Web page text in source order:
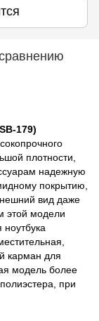
179)
плотности,
надежную
покрытию,
вид даже
этой модели
карман для
модель более
при